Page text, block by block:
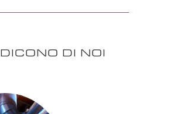
DICONO DI NOI